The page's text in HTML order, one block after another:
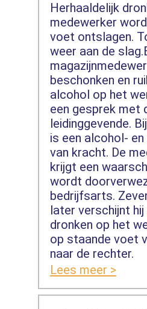
Herhaaldelijk
medewerker
voet ontslagen.
weer aan de
beschonken en
alcohol op het
een gesprek met
leidinggevende.
is een alcohol-
van kracht. De
krijgt een
wordt
bedrijfsarts.
later verschijnt
dronken op het
op staande voet
naar de rechter.
Lees meer >